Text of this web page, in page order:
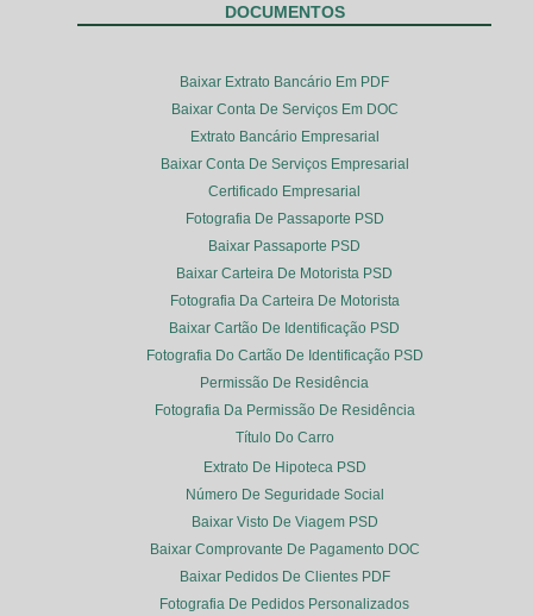
DOCUMENTOS
Baixar Extrato Bancário Em PDF
Baixar Conta De Serviços Em DOC
Extrato Bancário Empresarial
Baixar Conta De Serviços Empresarial
Certificado Empresarial
Fotografia De Passaporte PSD
Baixar Passaporte PSD
Baixar Carteira De Motorista PSD
Fotografia Da Carteira De Motorista
Baixar Cartão De Identificação PSD
Fotografia Do Cartão De Identificação PSD
Permissão De Residência
Fotografia Da Permissão De Residência
Título Do Carro
Extrato De Hipoteca PSD
Número De Seguridade Social
Baixar Visto De Viagem PSD
Baixar Comprovante De Pagamento DOC
Baixar Pedidos De Clientes PDF
Fotografia De Pedidos Personalizados